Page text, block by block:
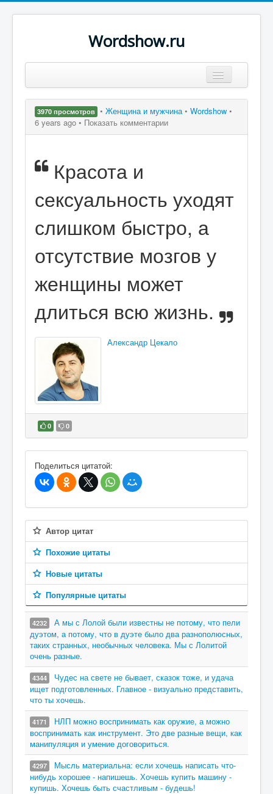
Wordshow.ru
Популярные цитаты
Поиск
3970 просмотров • Женщина и мужчина• Wordshow •
6 years ago • Показать комментарии
Красота и
сексуальность уходят
слишком быстро, а
отсутствие мозгов у
женщины может
длиться всю жизнь.
Александр Цекало
0 0
В избранное
Поделиться цитатой:
Автор цитат
Похожие цитаты
Новые цитаты
Популярные цитаты
4232
А мы с Лолой были известны не потому, что пели
дуэтом, а потому, что в дуэте было два разнополюсных,
таких странных, необычных человека. Мы с Лолитой
очень разные.
4344
Чудес на свете не бывает, сказок тоже, и удача
ищет подготовленных. Главное - визуально представить,
что ты хочешь.
4171
НЛП можно воспринимать как оружие, а можно
воспринимать как инструмент. Это две разные вещи, как
манипуляция и умение договориться.
4297
Мысль материальна: если хочешь написать что-
нибудь хорошее - напишешь. Хочешь купить машину -
купишь. Хочешь быть счастливым - будешь!